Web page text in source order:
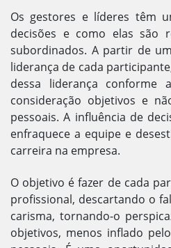
Os gestores e líderes têm
decisões e como elas são
subordinados. A partir de
liderança de cada
dessa liderança conforme
consideração objetivos e
pessoais. A influência de
enfraquece a equipe e
carreira na empresa.
O objetivo é fazer de cada
profissional, descartando o
carisma, tornando-o
objetivos, menos inflado